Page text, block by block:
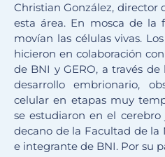
Christian González, director
esta área. En mosca de la
movían las células vivas.
hicieron en colaboración
de BNI y GERO, a través
desarrollo embrionario,
celular en etapas muy
se estudiaron en el
decano de la Facultad de la
e integrante de BNI. Por su